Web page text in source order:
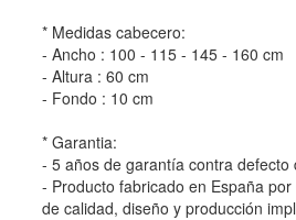
* Medidas cabecero:
- Ancho : 100 - 115 - 145 - 160 cm
- Altura : 60 cm
- Fondo : 10 cm
* Garantia:
- 5 años de garantía contra defecto
- Producto fabricado en España
de calidad, diseño y producción